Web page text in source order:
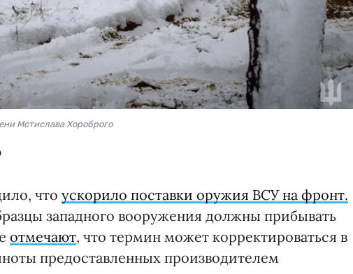
Мстислава Хороброго
что ускорило поставки оружия ВСУ на фронт.
западного вооружения должны прибывать
отмечают, что термин может корректироваться в
предоставленных производителем